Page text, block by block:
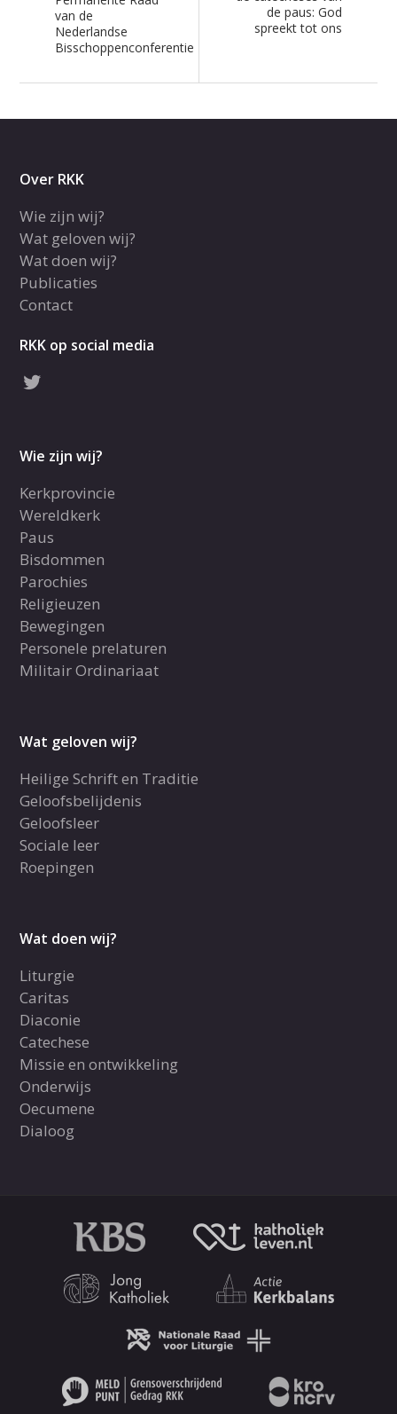
van de
Nederlandse
Bisschoppenconferentie
de paus: God
spreekt tot ons
Over RKK
Wie zijn wij?
Wat geloven wij?
Wat doen wij?
Publicaties
Contact
RKK op social media
Wie zijn wij?
Kerkprovincie
Wereldkerk
Paus
Bisdommen
Parochies
Religieuzen
Bewegingen
Personele prelaturen
Militair Ordinariaat
Wat geloven wij?
Heilige Schrift en Traditie
Geloofsbelijdenis
Geloofsleer
Sociale leer
Roepingen
Wat doen wij?
Liturgie
Caritas
Diaconie
Catechese
Missie en ontwikkeling
Onderwijs
Oecumene
Dialoog